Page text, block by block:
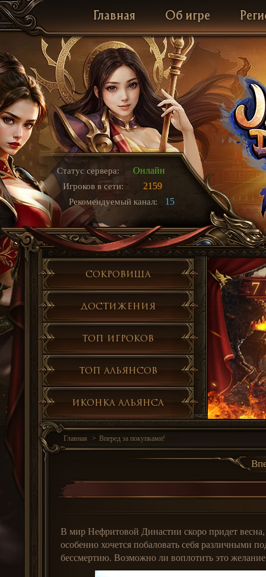
Главная Об игре
Статус сервера: Онлайн
Игроков в сети: 2159
Рекомендуемый канал: 15
Сокровища
Достижения
Топ игроков
Топ альянсов
Иконка альянса
7
Главная Вперед за покупками!
В мир Нефритовой Династии скоро придет
особенно хочется побаловать себя различными
бессмертию. Возможно ли воплотить это